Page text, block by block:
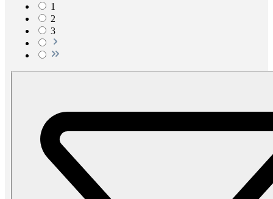
1
2
3